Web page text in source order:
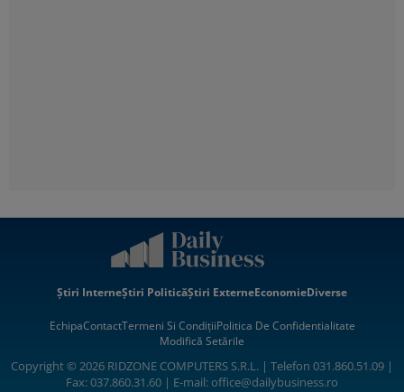
Știri InterneȘtiri PoliticăȘtiri ExterneEconomieDiverse
EchipaContactTermeni Si CondițiiPolitica De Confidentialitate
Modifică Setările
Copyright © 2026 RIDZONE COMPUTERS S.R.L. | Telefon 031.860.51.09 |
Fax: 037.860.31.60 | E-mail:office@dailybusiness.ro